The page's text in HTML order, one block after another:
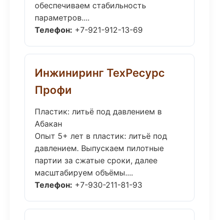
обеспечиваем стабильность
параметров....
Телефон: +7-921-912-13-69
Инжиниринг ТехРесурс
Профи
Пластик: литьё под давлением в
Абакан
Опыт 5+ лет в пластик: литьё под
давлением. Выпускаем пилотные
партии за сжатые сроки, далее
масштабируем объёмы....
Телефон: +7-930-211-81-93